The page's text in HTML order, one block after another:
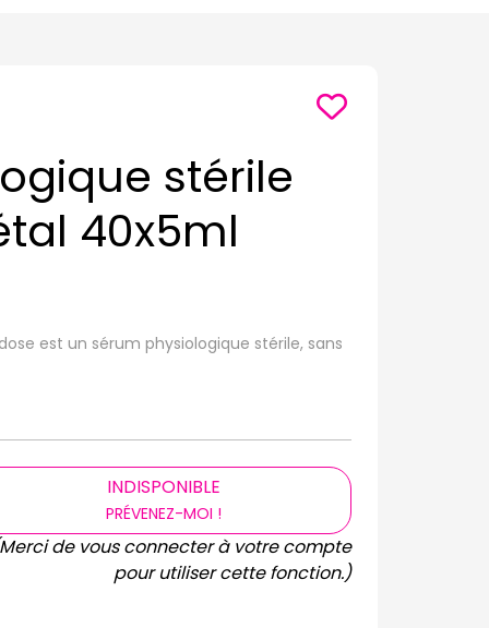
stérile
40x5ml
est un sérum physiologique stérile, sans
INDISPONIBLE
PRÉVENEZ-MOI !
de vous connecter à votre compte
pour utiliser cette fonction.)